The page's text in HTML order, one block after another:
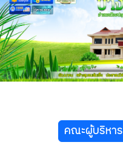
คณะผู้บริหาร